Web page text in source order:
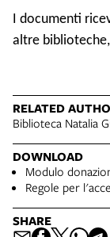
I documenti
altre
RELATED
Biblioteca Natalia
DOWNLOAD
Modulo
Regole per
SHARE